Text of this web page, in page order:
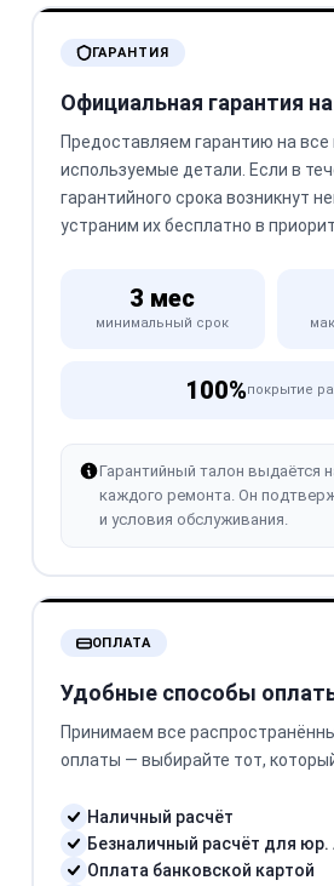
ГАРАНТИЯ
Официальная гарантия
Предоставляем гарантию на
используемые детали. Если в
гарантийного срока возникнут
устраним их бесплатно в
3 мес
минимальный срок
100%покрытие
Гарантийный талон выдаётся
каждого ремонта. Он
и условия обслуживания.
ОПЛАТА
Удобные способы
Принимаем все
оплаты — выбирайте тот,
Наличный расчёт
Безналичный расчёт для юр.
Оплата банковской картой